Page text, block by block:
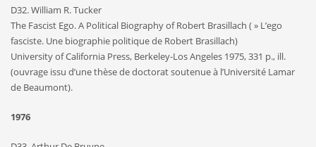
D32. William R. Tucker
The Fascist Ego. A Political Biography of Robert Brasillach ( » L’ego
fasciste. Une biographie politique de Robert Brasillach)
University of California Press, Berkeley-Los Angeles 1975, 331 p., ill.
(ouvrage issu d’une thèse de doctorat soutenue à l’Université Lamar
de Beaumont).
1976